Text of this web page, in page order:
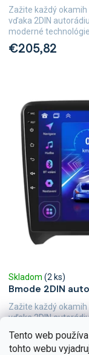
Tento web
tohto webu
€205,82
Zažite každý
vďaka 2DIN
moderné
Bmode 2DIN
Skladom (2 ks)
€226,44
Zažite každý
vďaka 2DIN
moderné